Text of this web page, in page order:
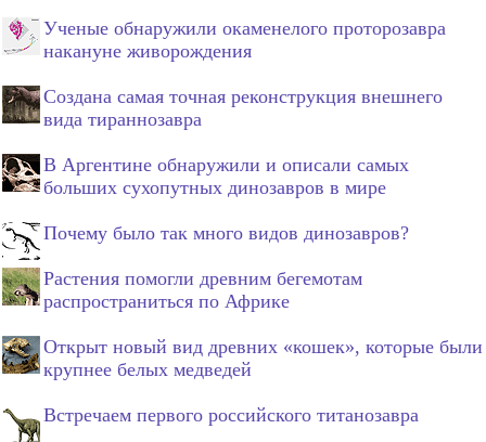
Ученые обнаружили окаменелого проторозавра
накануне живорождения
Создана самая точная реконструкция внешнего
вида тираннозавра
В Аргентине обнаружили и описали самых
больших сухопутных динозавров в мире
Почему было так много видов динозавров?
Растения помогли древним бегемотам
распространиться по Африке
Открыт новый вид древних «кошек», которые были
крупнее белых медведей
Встречаем первого российского титанозавра